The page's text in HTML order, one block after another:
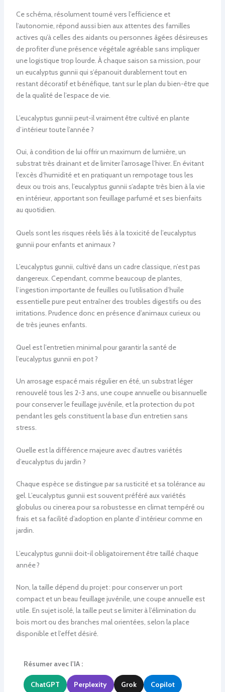
Ce schéma, résolument tourné vers l’efficience et
l’autonomie, répond aussi bien aux attentes des familles
actives qu’à celles des aidants ou personnes âgées désireuses
de profiter d’une présence végétale agréable sans impliquer
une logistique trop lourde. À chaque saison sa mission, pour
un eucalyptus gunnii qui s’épanouit durablement tout en
restant décoratif et bénéfique, tant sur le plan du bien-être que
de la qualité de l’espace de vie.
L’eucalyptus gunnii peut-il vraiment être cultivé en plante
d’intérieur toute l’année ?
Oui, à condition de lui offrir un maximum de lumière, un
substrat très drainant et de limiter l’arrosage l’hiver. En évitant
l’excès d’humidité et en pratiquant un rempotage tous les
deux ou trois ans, l’eucalyptus gunnii s’adapte très bien à la vie
en intérieur, apportant son feuillage parfumé et ses bienfaits
au quotidien.
Quels sont les risques réels liés à la toxicité de l’eucalyptus
gunnii pour enfants et animaux ?
L’eucalyptus gunnii, cultivé dans un cadre classique, n’est pas
dangereux. Cependant, comme beaucoup de plantes,
l’ingestion importante de feuilles ou l’utilisation d’huile
essentielle pure peut entraîner des troubles digestifs ou des
irritations. Prudence donc en présence d’animaux curieux ou
de très jeunes enfants.
Quel est l’entretien minimal pour garantir la santé de
l’eucalyptus gunnii en pot ?
Un arrosage espacé mais régulier en été, un substrat léger
renouvelé tous les 2-3 ans, une coupe annuelle ou bisannuelle
pour conserver le feuillage juvénile, et la protection du pot
pendant les gels constituent la base d’un entretien sans
stress.
Quelle est la différence majeure avec d’autres variétés
d’eucalyptus du jardin ?
Chaque espèce se distingue par sa rusticité et sa tolérance au
gel. L’eucalyptus gunnii est souvent préféré aux variétés
globulus ou cinerea pour sa robustesse en climat tempéré ou
frais et sa facilité d’adoption en plante d’intérieur comme en
jardin.
L’eucalyptus gunnii doit-il obligatoirement être taillé chaque
année ?
Non, la taille dépend du projet : pour conserver un port
compact et un beau feuillage juvénile, une coupe annuelle est
utile. En sujet isolé, la taille peut se limiter à l’élimination du
bois mort ou des branches mal orientées, selon la place
disponible et l’effet désiré.
Résumer avec l'IA :
ChatGPT Perplexity Grok Copilot